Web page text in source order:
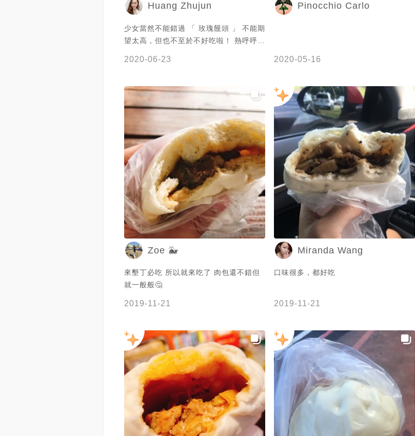
Huang Zhujun
少女當然不能錯過 「 玫瑰饅頭 」 不能期
望太高，但也不至於不好吃啦！ 熱呼呼的
2020-06-23
Pinocchio Carlo
2020-05-16
Zoe 🐳
來墾丁必吃 所以就來吃了 肉包還不錯但
就一般般🤔
2019-11-21
Miranda Wang
口味很多，都好吃
2019-11-21